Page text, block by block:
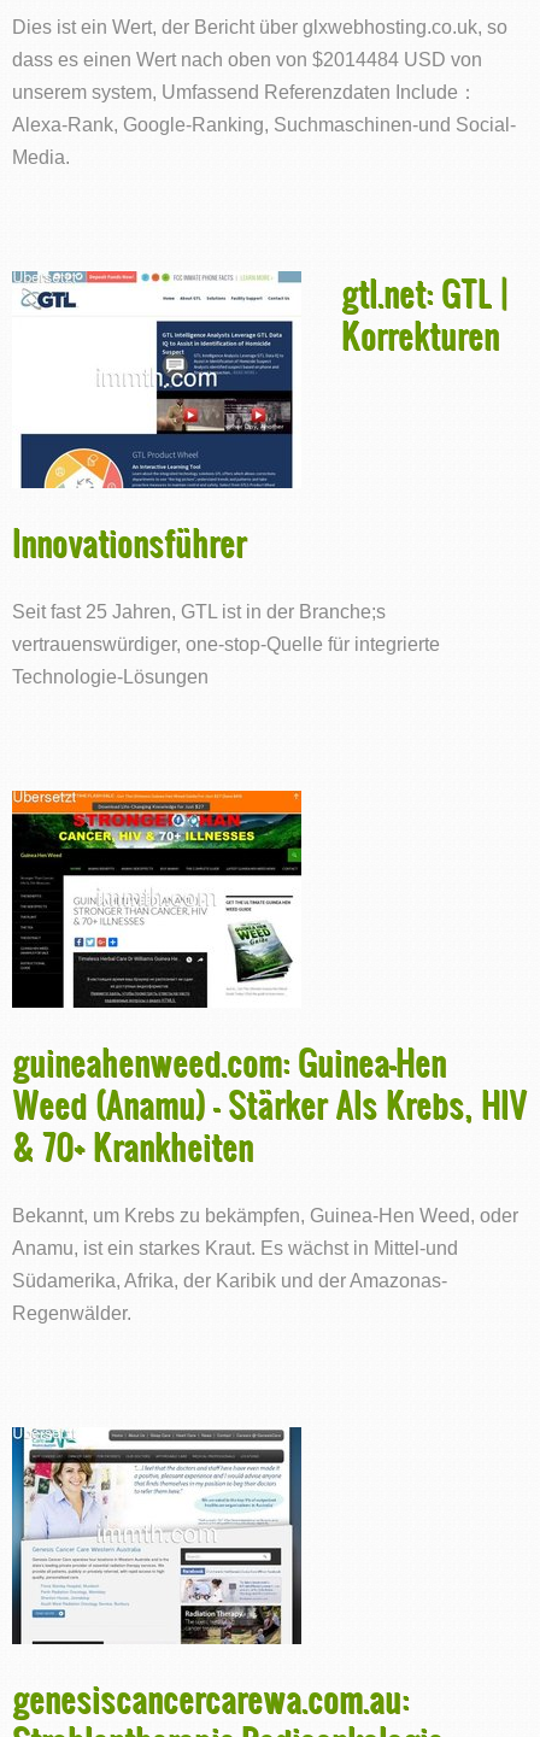
Dies ist ein Wert, der Bericht über glxwebhosting.co.uk, so
dass es einen Wert nach oben von $2014484 USD von
unserem system, Umfassend Referenzdaten Include：
Alexa-Rank, Google-Ranking, Suchmaschinen-und Social-
Media.
gtl.net: GTL |
Korrekturen
Innovationsführer
Seit fast 25 Jahren, GTL ist in der Branche;s
vertrauenswürdiger, one-stop-Quelle für integrierte
Technologie-Lösungen
guineahenweed.com: Guinea-Hen
Weed (Anamu) - Stärker Als Krebs, HIV
& 70+ Krankheiten
Bekannt, um Krebs zu bekämpfen, Guinea-Hen Weed, oder
Anamu, ist ein starkes Kraut. Es wächst in Mittel-und
Südamerika, Afrika, der Karibik und der Amazonas-
Regenwälder.
genesiscancercarewa.com.au: